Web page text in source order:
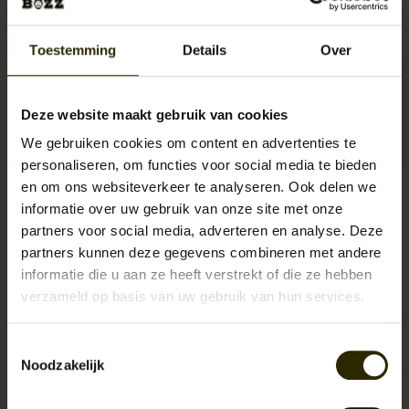
Toestemming Details Over
Deze website maakt gebruik van cookies
We gebruiken cookies om content en advertenties te
personaliseren, om functies voor social media te bieden
en om ons websiteverkeer te analyseren. Ook delen we
informatie over uw gebruik van onze site met onze
partners voor social media, adverteren en analyse. Deze
partners kunnen deze gegevens combineren met andere
informatie die u aan ze heeft verstrekt of die ze hebben
verzameld op basis van uw gebruik van hun services.
Noodzakelijk
SKU:
ST/CV/ConnorLB
Beschikbaarheid:
Reserveer nu! Momenteel niet op voorraad
€419,95 Incl. btw
sterren op basis van0beoordelingen